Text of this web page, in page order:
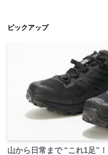
ピックアップ
山から日常まで “これ1足”